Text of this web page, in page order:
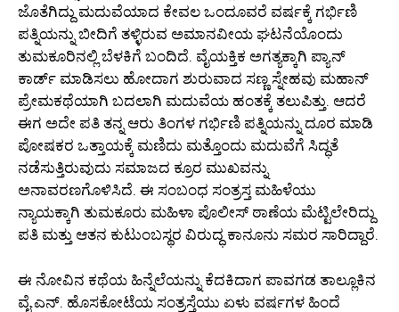
ಜೊತೆಗಿದ್ದು ಮದುವೆಯಾದ ಕೇವಲ ಒಂದೂವರೆ ವರ್ಷಕ್ಕೆ ಗರ್ಭಿಣಿ
ಪತ್ನಿಯನ್ನು ಬೀದಿಗೆ ತಳ್ಳಿರುವ ಅಮಾನವೀಯ ಘಟನೆಯೊಂದು
ತುಮಕೂರಿನಲ್ಲಿ ಬೆಳಕಿಗೆ ಬಂದಿದೆ. ವೈಯಕ್ತಿಕ ಅಗತ್ಯಕ್ಕಾಗಿ ಪ್ಯಾನ್
ಕಾರ್ಡ್ ಮಾಡಿಸಲು ಹೋದಾಗ ಶುರುವಾದ ಸಣ್ಣ ಸ್ನೇಹವು ಮಹಾನ್
ಪ್ರೇಮಕಥೆಯಾಗಿ ಬದಲಾಗಿ ಮದುವೆಯ ಹಂತಕ್ಕೆ ತಲುಪಿತ್ತು. ಆದರೆ
ಈಗ ಅದೇ ಪತಿ ತನ್ನ ಆರು ತಿಂಗಳ ಗರ್ಭಿಣಿ ಪತ್ನಿಯನ್ನು ದೂರ ಮಾಡಿ
ಪೋಷಕರ ಒತ್ತಾಯಕ್ಕೆ ಮಣಿದು ಮತ್ತೊಂದು ಮದುವೆಗೆ ಸಿದ್ಧತೆ
ನಡೆಸುತ್ತಿರುವುದು ಸಮಾಜದ ಕ್ರೂರ ಮುಖವನ್ನು
ಅನಾವರಣಗೊಳಿಸಿದೆ. ಈ ಸಂಬಂಧ ಸಂತ್ರಸ್ತ ಮಹಿಳೆಯು
ನ್ಯಾಯಕ್ಕಾಗಿ ತುಮಕೂರು ಮಹಿಳಾ ಪೊಲೀಸ್ ಠಾಣೆಯ ಮೆಟ್ಟಿಲೇರಿದ್ದು
ಪತಿ ಮತ್ತು ಆತನ ಕುಟುಂಬಸ್ಥರ ವಿರುದ್ಧ ಕಾನೂನು ಸಮರ ಸಾರಿದ್ದಾರೆ.
ಈ ನೋವಿನ ಕಥೆಯ ಹಿನ್ನೆಲೆಯನ್ನು ಕೆದಕಿದಾಗ ಪಾವಗಡ ತಾಲ್ಲೂಕಿನ
ವೈ.ಎನ್. ಹೊಸಕೋಟೆಯ ಸಂತ್ರಸ್ತೆಯು ಏಳು ವರ್ಷಗಳ ಹಿಂದೆ